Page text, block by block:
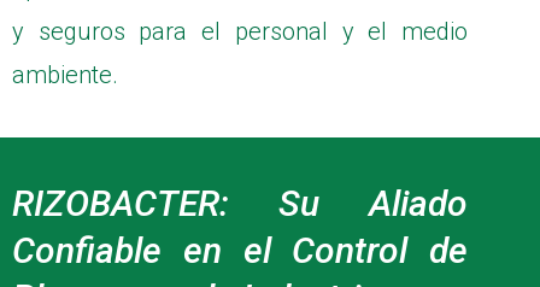
y seguros para el personal y el medio
ambiente.
RIZOBACTER: Su Aliado
Confiable en el Control de